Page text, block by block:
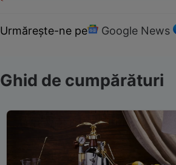
Urmărește-ne pe Google News
Ghid de cumpărături